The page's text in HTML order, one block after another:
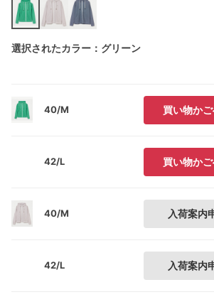
選択されたカラー：グリーン
40/M 買い物か
42/L 買い物か
40/M 入荷案内
42/L 入荷案内